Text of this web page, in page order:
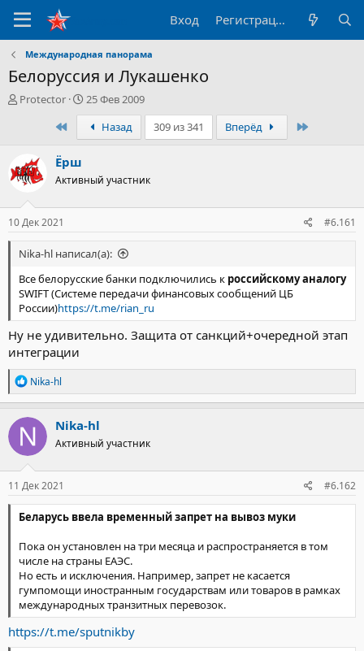
Вход Регистрация
Международная панорама
Белоруссия и Лукашенко
А
т
е
м
ы
Protector
Д
а
а
ч
25 Фев 2009
ПервыйНазад 309 из 341 Вперёд
Ёрш
Активный участник
10 Дек 2021 #6.161
Nika-hl написал(а):
Все белорусские банки подключились к российскому аналогу
SWIFT (Системе передачи финансовых сообщений ЦБ
России)https://t.me/rian_ru
Ну не удивительно. Защита от санкций+очередной этап
интеграции
Р
е
а
к
ц
и
и
:
Nika-hl
Nika-hl
Активный участник
11 Дек 2021 #6.162
Беларусь ввела временный запрет на вывоз муки
Пока он установлен на три месяца и распространяется в том
числе на страны ЕАЭС.
Но есть и исключения. Например, запрет не касается
гумпомощи иностранным государствам или товаров в рамках
международных транзитных перевозок.
https://t.me/sputnikby